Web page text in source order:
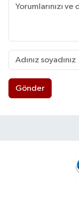
Gönder